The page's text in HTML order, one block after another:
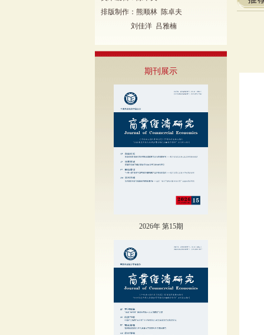
排版制作：熊顺林 陈卓夫
刘佳洋 吕雅楠
期刊展示
2026年 第15期